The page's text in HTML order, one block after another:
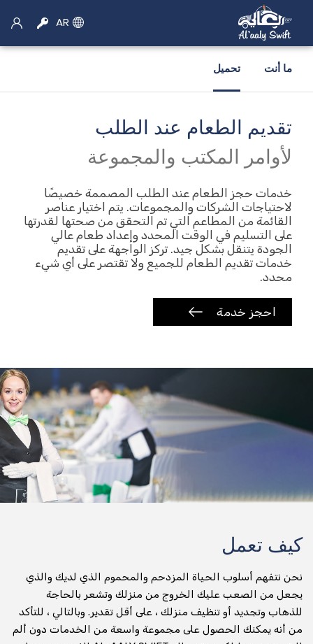
AR
اختر الخدمة
سيارة اجره
حجز سيارات الأجرة
موتو الحجز
تأجير الدراجات النارية
جني التسليم
تسليم المواد الغذائية والتخزين
تسليم البقالة
صيدلية التسليم
تسليم المياه المعبأة في زجاجات
ما أنت تحميل
تقديم الطعام عند الطلب
لأوامر المكتب والمجموعة
خدمات حجز الطعام عند الطلب المصممة خصيصًا
لاحتياجات الشركات والمجموعات. يتم اختيار عناصر
القائمة من المطاعم التي تم التحقق من صحتها لقدرتها
على التسليم في الوقت المحدد وإعداد طعام عالي
الجودة يتنقل بشكل جيد. تركز الواجهة على تقديم
خدمات تقديم الطعام للجميع ولا تقتصر على أي شيء
محدد.
احجز خدمة
كيف تعمل
نحن نتفهم أسلوب الحياة المزدحم والمحموم الذي لديك والذي
يجعل من الصعب عليك الخروج من منزلك وتشعر بالحاجة
للذهاب وتجديد أو تنظيف منزلك ، على أقل تقدير. وبالتالي ، للتأكد
من أنه يمكنك الحصول على مجموعة واسعة من الخدمات دون ألم